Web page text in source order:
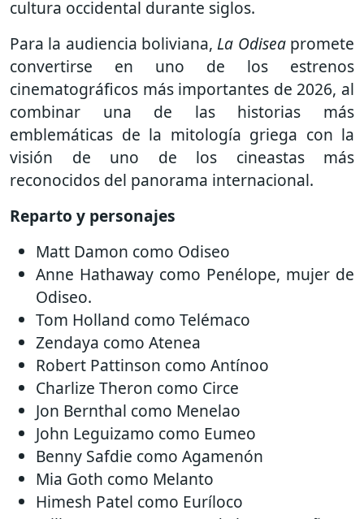
cultura occidental durante siglos.
Para la audiencia boliviana,La Odiseapromete
convertirse en uno de los estrenos
cinematográficos más importantes de 2026, al
combinar una de las historias más
emblemáticas de la mitología griega con la
visión de uno de los cineastas más
reconocidos del panorama internacional.
Reparto y personajes
Matt Damon como Odiseo
Anne Hathaway como Penélope, mujer de
Odiseo.
Tom Holland como Telémaco
Zendaya como Atenea
Robert Pattinson como Antínoo
Charlize Theron como Circe
Jon Bernthal como Menelao
John Leguizamo como Eumeo
Benny Safdie como Agamenón
Mia Goth como Melanto
Himesh Patel como Euríloco